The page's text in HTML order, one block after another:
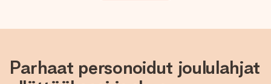
Parhaat personoidut joululahjat